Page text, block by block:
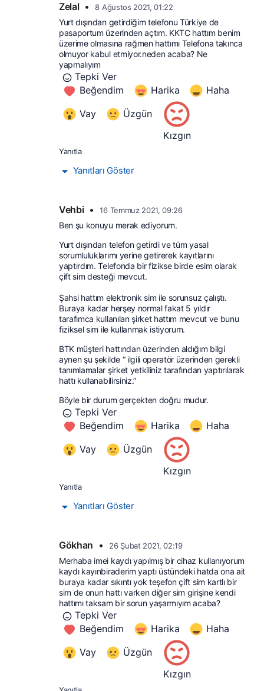
Zelal • 8 Ağustos 2021, 01:22
Yurt dışından getirdiğim telefonu Türkiye de
pasaportum üzerinden açtım. KKTC hattım benim
üzerime olmasına rağmen hattımı Telefona takınca
olmuyor kabul etmiyor.neden acaba? Ne
yapmalıyım
Tepki Ver
Beğendim
Harika
Haha
Vay
Üzgün
Kızgın
Yanıtla
Yanıtları Göster
Vehbi • 16 Temmuz 2021, 09:26
Ben şu konuyu merak ediyorum.
Yurt dışından telefon getirdi ve tüm yasal
sorumluluklarımı yerine getirerek kayıtlarını
yaptırdım. Telefonda bir fizikse birde esim olarak
çift sim desteği mevcut.
Şahsi hattım elektronik sim ile sorunsuz çalıştı.
Buraya kadar herşey normal fakat 5 yıldır
tarafımca kullanılan şirket hattım mevcut ve bunu
fiziksel sim ile kullanmak istiyorum.
BTK müşteri hattından üzerinden aldığım bilgi
aynen şu şekilde “ ilgili operatör üzerinden gerekli
tanımlamalar şirket yetkiliniz tarafından yaptırılarak
hattı kullanabilirsiniz.”
Böyle bir durum gerçekten doğru mudur.
Tepki Ver
Beğendim
Harika
Haha
Vay
Üzgün
Kızgın
Yanıtla
Yanıtları Göster
Gökhan • 26 Şubat 2021, 02:19
Merhaba imei kaydı yapılmış bir cihaz kullanıyorum
kaydı kayınbiraderim yaptı üstündeki hatda ona ait
buraya kadar sıkıntı yok teşefon çift sim kartlı bir
sim de onun hattı varken diğer sim girişine kendi
hattımı taksam bir sorun yaşarmıyım acaba?
Tepki Ver
Beğendim
Harika
Haha
Vay
Üzgün
Kızgın